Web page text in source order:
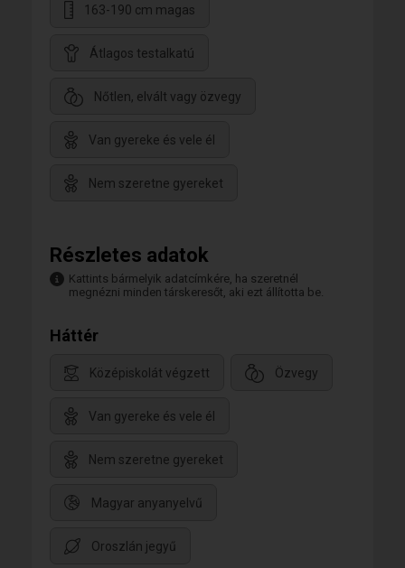
163-190 cm magas
Átlagos testalkatú
Nőtlen, elvált vagy özvegy
Van gyereke és vele él
Nem szeretne gyereket
Részletes adatok
Kattints bármelyik adatcímkére, ha szeretnél
megnézni minden társkeresőt, aki ezt állította be.
Háttér
Középiskolát végzett Özvegy
Van gyereke és vele él
Nem szeretne gyereket
Magyar anyanyelvű
Oroszlán jegyű